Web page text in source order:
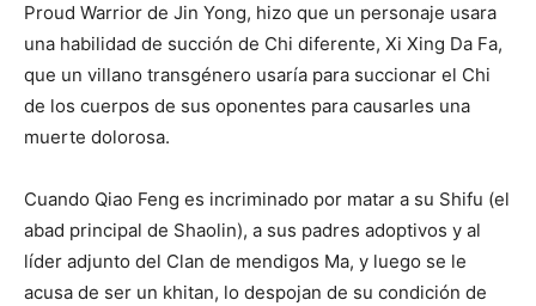
Proud Warrior de Jin Yong, hizo que un personaje usara
una habilidad de succión de Chi diferente, Xi Xing Da Fa,
que un villano transgénero usaría para succionar el Chi
de los cuerpos de sus oponentes para causarles una
muerte dolorosa.
Cuando Qiao Feng es incriminado por matar a su Shifu (el
abad principal de Shaolin), a sus padres adoptivos y al
líder adjunto del Clan de mendigos Ma, y luego se le
acusa de ser un khitan, lo despojan de su condición de